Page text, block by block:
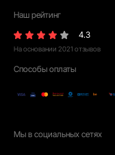
Наш рейтинг
4.3
На основании 2021 отзывов
Способы оплаты
Мы в социальных сетях